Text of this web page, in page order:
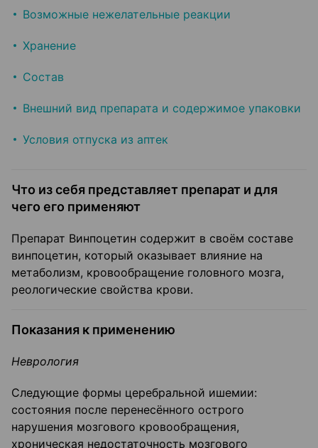
Возможные нежелательные реакции
Хранение
Состав
Внешний вид препарата и содержимое упаковки
Условия отпуска из аптек
Что из себя представляет препарат и для
чего его применяют
Препарат Винпоцетин содержит в своём составе
винпоцетин, который оказывает влияние на
метаболизм, кровообращение головного мозга,
реологические свойства крови.
Показания к применению
Неврология
Следующие формы церебральной ишемии:
состояния после перенесённого острого
нарушения мозгового кровообращения,
хроническая недостаточность мозгового